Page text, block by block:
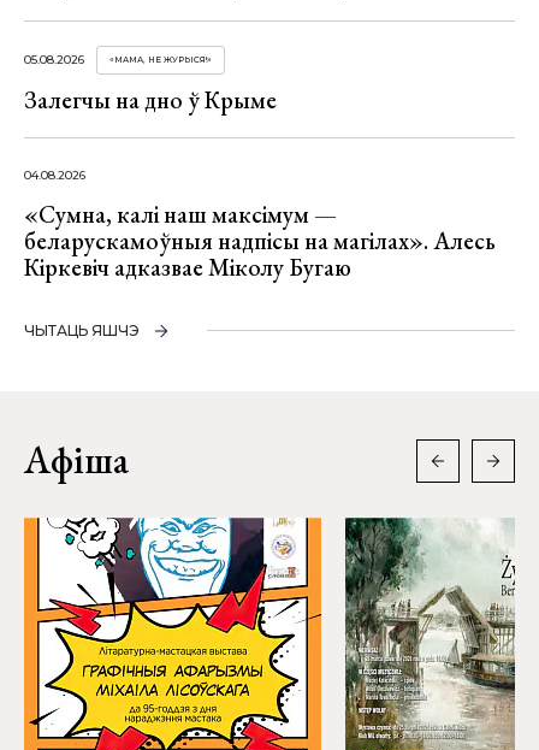
05.08.2026 «МАМА, НЕ ЖУРЫСЯ!»
Залегчы на дно ў Крыме
04.08.2026
«Сумна, калі наш максімум —
беларускамоўныя надпісы на магілах». Алесь
Кіркевіч адказвае Міколу Бугаю
ЧЫТАЦЬ ЯШЧЭ
Афіша